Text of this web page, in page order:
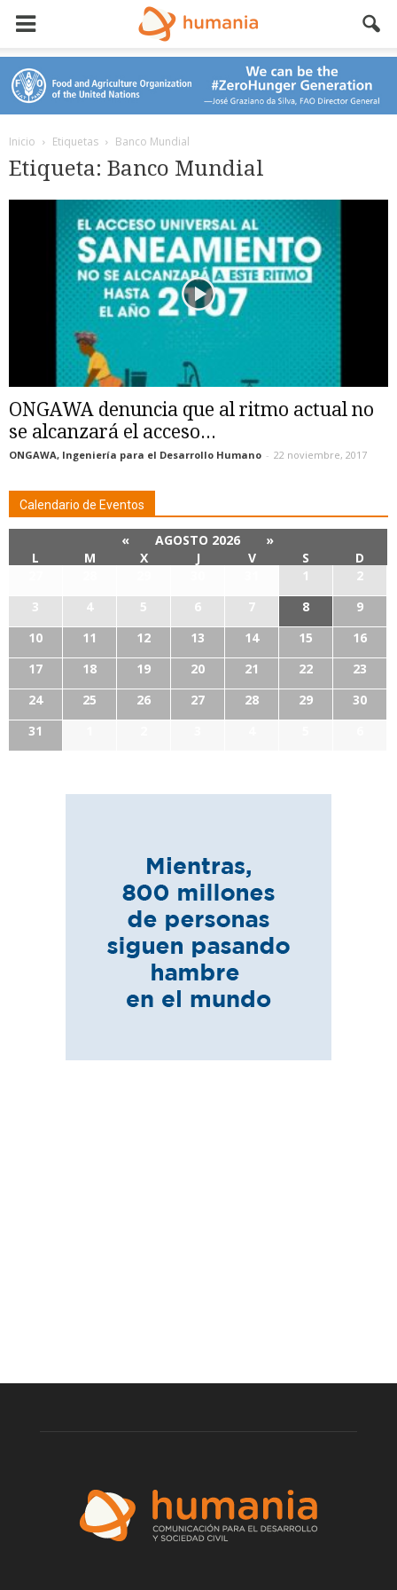
Inicio Etiquetas Banco Mundial
Etiqueta: Banco Mundial
ONGAWA denuncia que al ritmo actual no
se alcanzará el acceso...
ONGAWA, Ingeniería para el Desarrollo Humano - 22 noviembre, 2017
Calendario de Eventos
« AGOSTO 2026
»
L
M X J V S
D
1
2
3
4 5 6 7 8
9
10
11 12 13 14 15
16
17
18 19 20 21 22
23
24
25 26 27 28 29
30
31